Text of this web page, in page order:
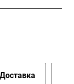
Доставка